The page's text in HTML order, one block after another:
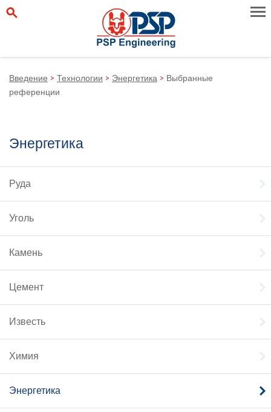
Введение > Технологии > Энергетика > Выбранные
референции
Энергетика
Руда
Уголь
Камень
Цемент
Известь
Химия
Энергетика